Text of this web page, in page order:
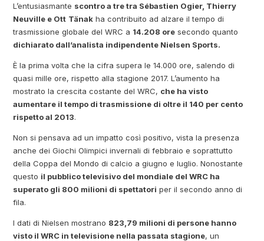
L’entusiasmante scontro a tre tra Sébastien Ogier, Thierry
Neuville e Ott Tänak ha contribuito ad alzare il tempo di
trasmissione globale del WRC a 14.208 ore secondo quanto
dichiarato dall’analista indipendente Nielsen Sports.
È la prima volta che la cifra supera le 14.000 ore, salendo di
quasi mille ore, rispetto alla stagione 2017. L’aumento ha
mostrato la crescita costante del WRC, che ha visto
aumentare il tempo di trasmissione di oltre il 140 per cento
rispetto al 2013.
Non si pensava ad un impatto così positivo, vista la presenza
anche dei Giochi Olimpici invernali di febbraio e soprattutto
della Coppa del Mondo di calcio a giugno e luglio. Nonostante
questo il pubblico televisivo del mondiale del WRC ha
superato gli 800 milioni di spettatori per il secondo anno di
fila.
I dati di Nielsen mostrano 823,79 milioni di persone hanno
visto il WRC in televisione nella passata stagione, un